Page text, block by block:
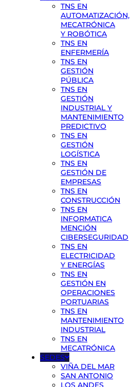
TNS EN
AUTOMATIZACIÓN,
MECATRÓNICA
Y ROBÓTICA
TNS EN
ENFERMERÍA
TNS EN
GESTIÓN
PÚBLICA
TNS EN
GESTIÓN
INDUSTRIAL Y
MANTENIMIENTO
PREDICTIVO
TNS EN
GESTIÓN
LOGÍSTICA
TNS EN
GESTIÓN DE
EMPRESAS
TNS EN
CONSTRUCCIÓN
TNS EN
INFORMATICA
MENCIÓN
CIBERSEGURIDAD
TNS EN
ELECTRICIDAD
Y ENERGÍAS
TNS EN
GESTIÓN EN
OPERACIONES
PORTUARIAS
TNS EN
MANTENIMIENTO
INDUSTRIAL
TNS EN
MECATRÓNICA
SEDES
VIÑA DEL MAR
SAN ANTONIO
LOS ANDES